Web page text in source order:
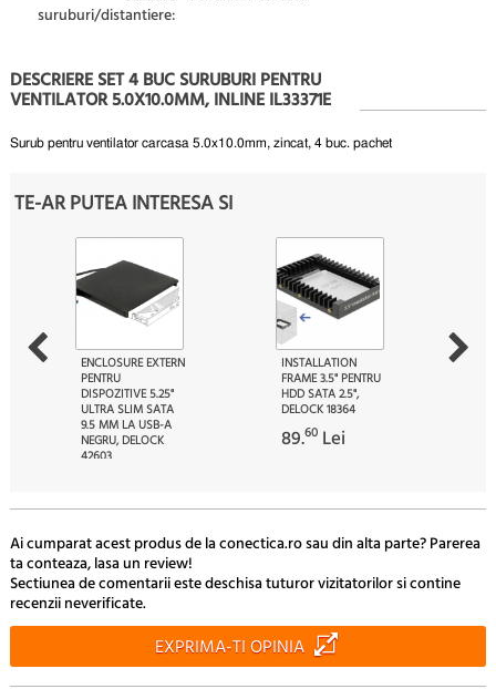
suruburi/distantiere:
DESCRIERE SET 4 BUC SURUBURI PENTRU
VENTILATOR 5.0X10.0MM, INLINE IL33371E
Surub pentru ventilator carcasa 5.0x10.0mm, zincat, 4 buc. pachet
TE-AR PUTEA INTERESA SI
ENCLOSURE EXTERN
PENTRU
DISPOZITIVE 5.25"
ULTRA SLIM SATA
9.5 MM LA USB-A
NEGRU, DELOCK
42603
INSTALLATION
FRAME 3.5" PENTRU
HDD SATA 2.5",
DELOCK 18364
89.60 Lei
Ai cumparat acest produs de la conectica.ro sau din alta parte? Parerea
ta conteaza, lasa un review!
Sectiunea de comentarii este deschisa tuturor vizitatorilor si contine
recenzii neverificate.
EXPRIMA-TI OPINIA